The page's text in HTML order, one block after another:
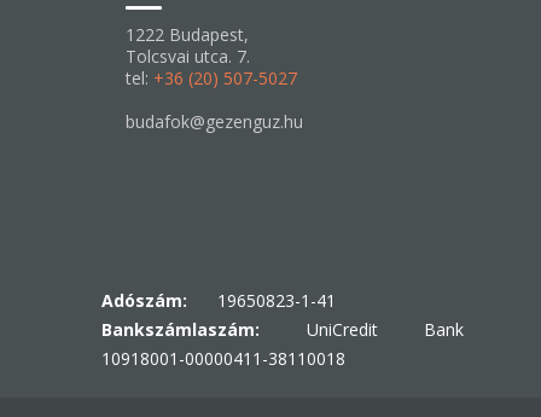
1222 Budapest,
Tolcsvai utca. 7.
tel: +36 (20) 507-5027
budafok@gezenguz.hu
Adószám: 19650823-1-41
Bankszámlaszám: UniCredit Bank
10918001-00000411-38110018